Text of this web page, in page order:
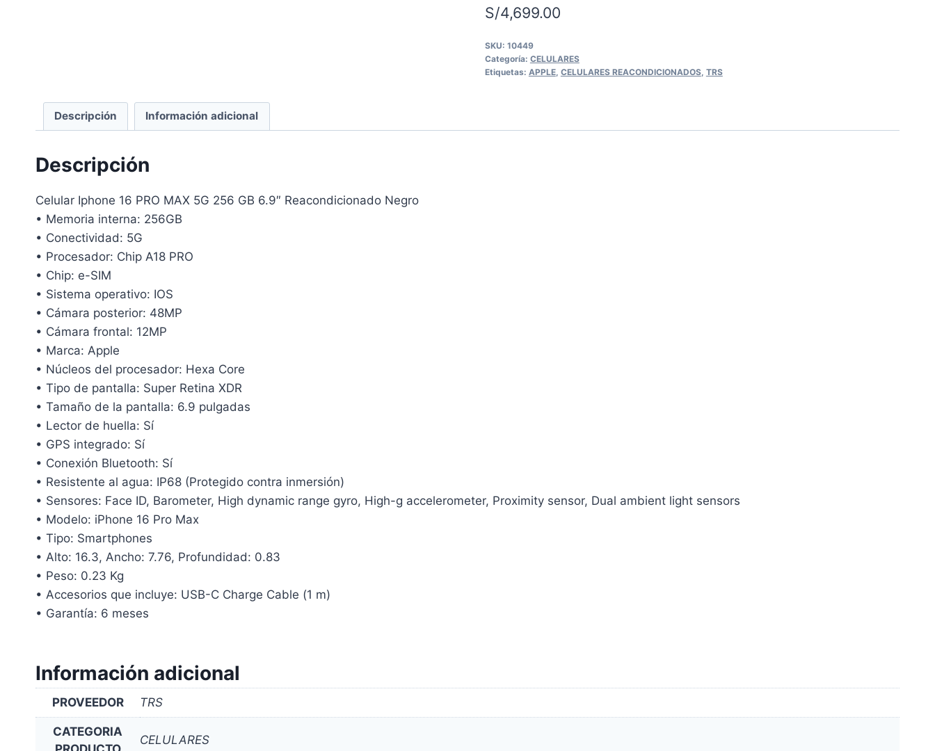
S/4,699.00
SKU: 10449
Categoría: CELULARES
Etiquetas: APPLE, CELULARES REACONDICIONADOS, TRS
Descripción Información adicional
Descripción
Celular Iphone 16 PRO MAX 5G 256 GB 6.9″ Reacondicionado Negro
• Memoria interna: 256GB
• Conectividad: 5G
• Procesador: Chip A18 PRO
• Chip: e-SIM
• Sistema operativo: IOS
• Cámara posterior: 48MP
• Cámara frontal: 12MP
• Marca: Apple
• Núcleos del procesador: Hexa Core
• Tipo de pantalla: Super Retina XDR
• Tamaño de la pantalla: 6.9 pulgadas
• Lector de huella: Sí
• GPS integrado: Sí
• Conexión Bluetooth: Sí
• Resistente al agua: IP68 (Protegido contra inmersión)
• Sensores: Face ID, Barometer, High dynamic range gyro, High-g accelerometer, Proximity sensor, Dual ambient light sensors
• Modelo: iPhone 16 Pro Max
• Tipo: Smartphones
• Alto: 16.3, Ancho: 7.76, Profundidad: 0.83
• Peso: 0.23 Kg
• Accesorios que incluye: USB-C Charge Cable (1 m)
• Garantía: 6 meses
Información adicional
PROVEEDOR TRS
CATEGORIA
CELULARES